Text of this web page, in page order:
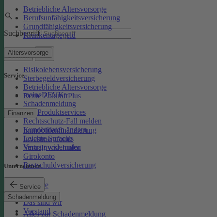
Betriebliche Altersvorsorge
Berufsunfähigkeitsversicherung
Grundfähigkeitsversicherung
Krankentagegeld
Altersvorsorge
Risikolebensversicherung
Sterbegeldversicherung
Betriebliche Altersvorsorge
Rente ZukunftPlus
Finanzen
Immobilienfinanzierung
Investmentfonds
SmartInvest Junior
Girokonto
Restschuldversicherung
Service
Schadenmeldung
Alles zur Schadenmeldung
Suchbegriff
Suchen
Service
meineDEVK
Schadenmeldung
Kfz-Produktservices
Rechtsschutz-Fall melden
Kundendaten ändern
Leichte Sprache
Vertrag widerrufen
Unternehmen
Karriere
Presse
Das sind wir
Vorstand